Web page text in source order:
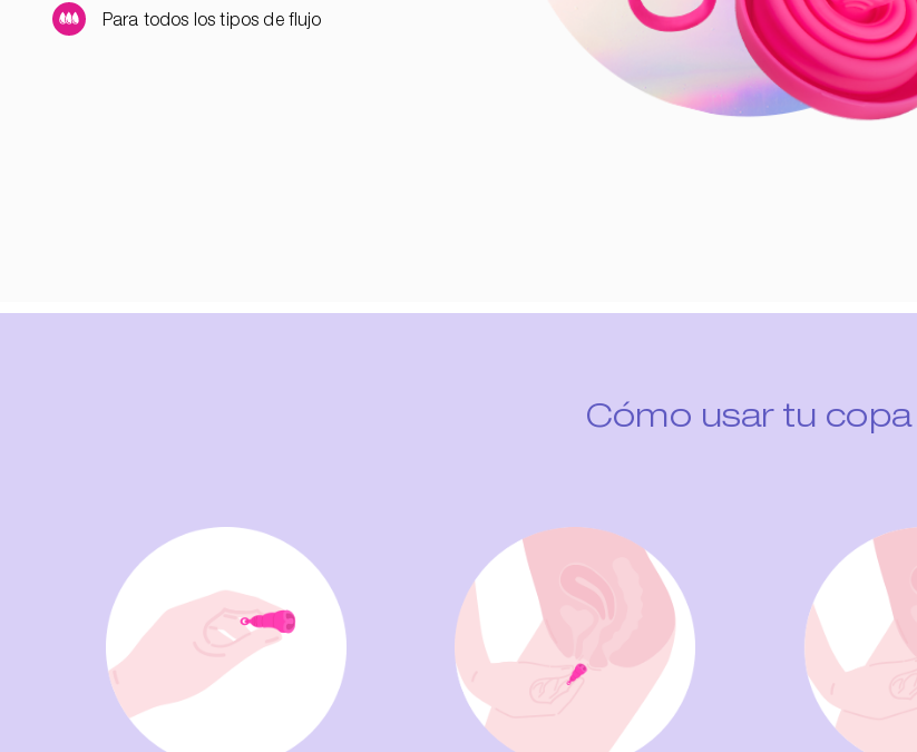
Para todos los tipos de flujo
Cómo usar tu copa